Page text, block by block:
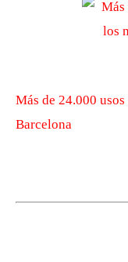
Más de 24.000
Barcelona